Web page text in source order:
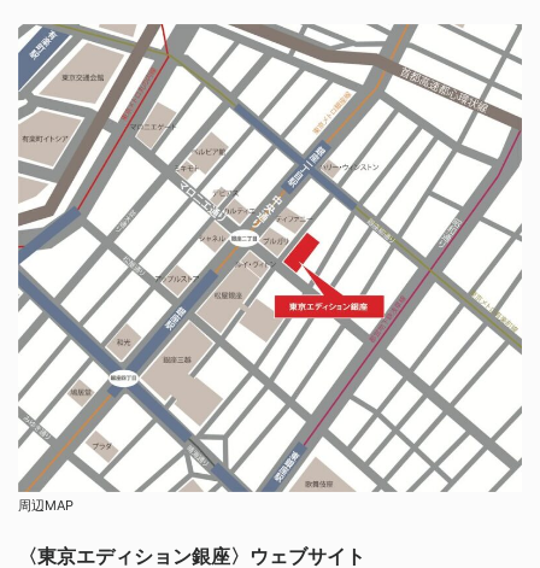
周辺MAP
〈東京エディション銀座〉ウェブサイト